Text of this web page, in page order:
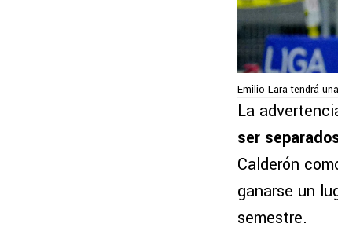
Emilio Lara tendrá
La
ser
Calderón
ganarse un
semestre.